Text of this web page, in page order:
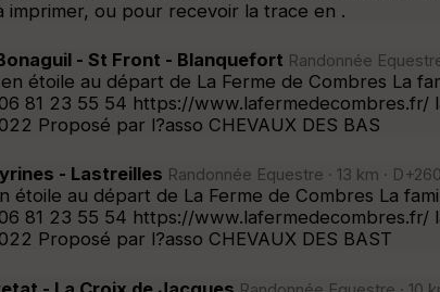
ou pour recevoir la trace en .
- St Front - Blanquefort Randonnée
étoile au départ de La Ferme de Combres La
81 23 55 54 https://
Proposé par l?asso CHEVAUX DES BAS
- Lastreilles Randonnée Equestre · 13 km ·
au départ de La Ferme de Combres La
81 23 55 54 https://
Proposé par l?asso CHEVAUX DES BAST